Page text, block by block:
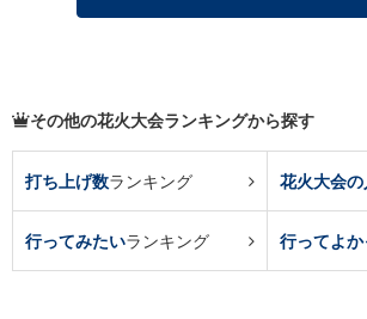
その他の花火大会ランキングから探す
打ち上げ数ランキング 花火大会の
行ってみたいランキング 行ってよか